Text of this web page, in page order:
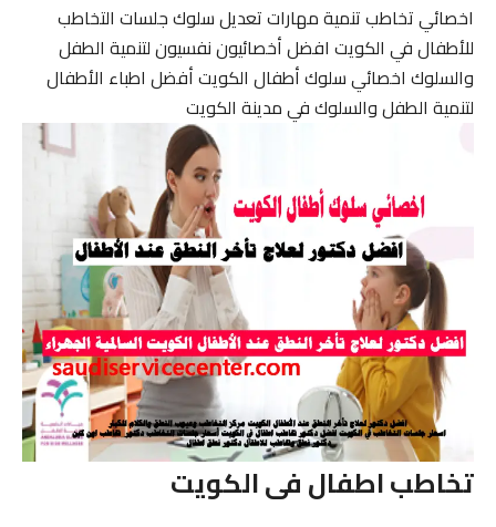
اخصائي تخاطب تنمية مهارات تعديل سلوك جلسات التخاطب
للأطفال في الكويت افضل أخصائيون نفسيون لتنمية الطفل
والسلوك اخصائي سلوك أطفال الكويت أفضل اطباء الأطفال
لتنمية الطفل والسلوك في مدينة الكويت
تخاطب اطفال فى الكويت